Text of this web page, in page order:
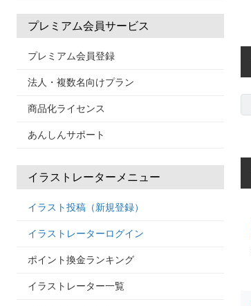
プレミアム会員サービス
プレミアム会員登録
法人・複数名向けプラン
商品化ライセンス
あんしんサポート
イラストレーターメニュー
イラスト投稿（新規登録）
イラストレーターログイン
ポイント換金ランキング
イラストレーター一覧